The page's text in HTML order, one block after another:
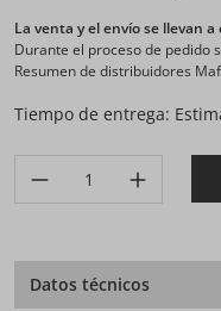
La venta y el envío se llevan
Durante el proceso de pedido
Resumen de distribuidores
Tiempo de entrega:
Produkt Anzahl: Gib
Datos técnicos